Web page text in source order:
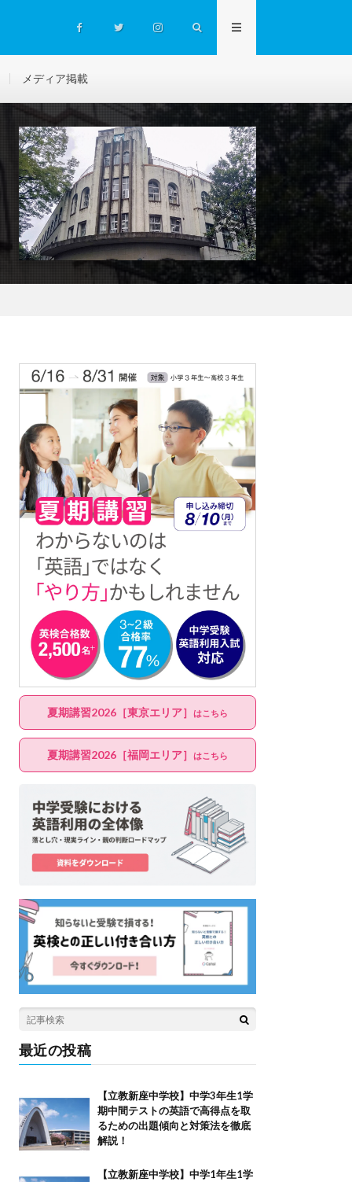
メディア掲載
夏期講習2026［東京エリア］ はこちら
夏期講習2026［福岡エリア］ はこちら
最近の投稿
【立教新座中学校】中学3年生1学
期中間テストの英語で高得点を取
るための出題傾向と対策法を徹底
解説！
【立教新座中学校】中学1年生1学